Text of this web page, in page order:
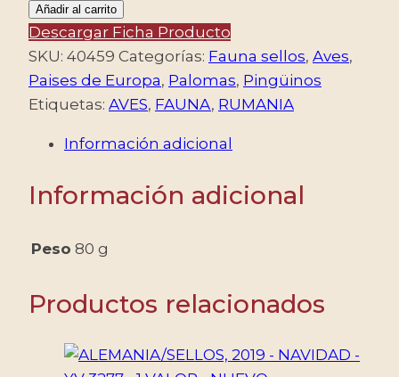
RUMANIA/SELLOS,
2023
-
FAUNA
-
7000/03
4
-
cantidad
Añadir al carrito
Descargar Ficha Producto
SKU: 40459 Categorías: Fauna sellos, Aves,
Paises de Europa, Palomas, Pingüinos
Etiquetas: AVES, FAUNA, RUMANIA
Información adicional
Información adicional
Peso 80 g
Productos relacionados